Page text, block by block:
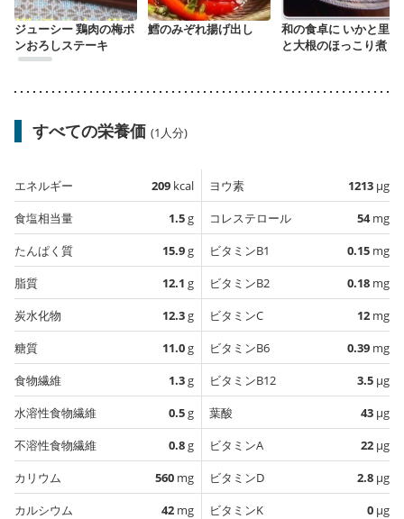
ジューシー 鶏肉の梅ポ
ンおろしステーキ
鱈のみぞれ揚げ出し
和の食卓に いかと里芋
と大根のほっこり煮
すべての栄養価 (1人分)
エネルギー 209 kcal
食塩相当量
1.5g
たんぱく質
15.9g
脂質
12.1 g
炭水化物
12.3g
糖質
11.0g
食物繊維
1.3g
水溶性食物繊維
0.5g
不溶性食物繊維
0.8g
カリウム
560 mg
カルシウム
42 mg
ヨウ素 1213 µg
コレステロール
54mg
ビタミンB1
0.15 mg
ビタミンB2
0.18 mg
ビタミンC
12 mg
ビタミンB6
0.39 mg
ビタミンB12
3.5 µg
葉酸
43 µg
ビタミンA
22 µg
ビタミンD
2.8 µg
ビタミンK
0 µg